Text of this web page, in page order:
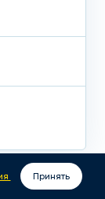
Принять
ОНЛАЙН